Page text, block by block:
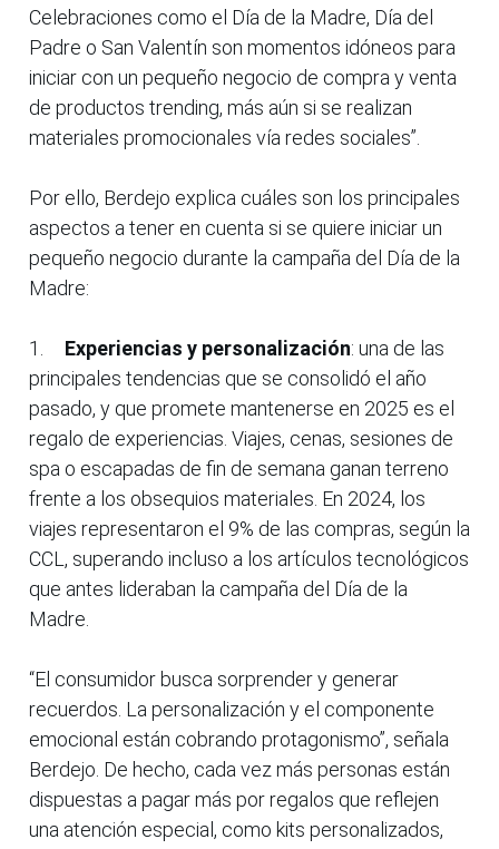
Celebraciones como el Día de la Madre, Día del
Padre o San Valentín son momentos idóneos para
iniciar con un pequeño negocio de compra y venta
de productos trending, más aún si se realizan
materiales promocionales vía redes sociales”.
Por ello, Berdejo explica cuáles son los principales
aspectos a tener en cuenta si se quiere iniciar un
pequeño negocio durante la campaña del Día de la
Madre:
1. Experiencias y personalización: una de las
principales tendencias que se consolidó el año
pasado, y que promete mantenerse en 2025 es el
regalo de experiencias. Viajes, cenas, sesiones de
spa o escapadas de fin de semana ganan terreno
frente a los obsequios materiales. En 2024, los
viajes representaron el 9% de las compras, según la
CCL, superando incluso a los artículos tecnológicos
que antes lideraban la campaña del Día de la
Madre.
“El consumidor busca sorprender y generar
recuerdos. La personalización y el componente
emocional están cobrando protagonismo”, señala
Berdejo. De hecho, cada vez más personas están
dispuestas a pagar más por regalos que reflejen
una atención especial, como kits personalizados,